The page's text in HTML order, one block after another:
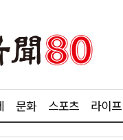
문화 스포츠 라이프